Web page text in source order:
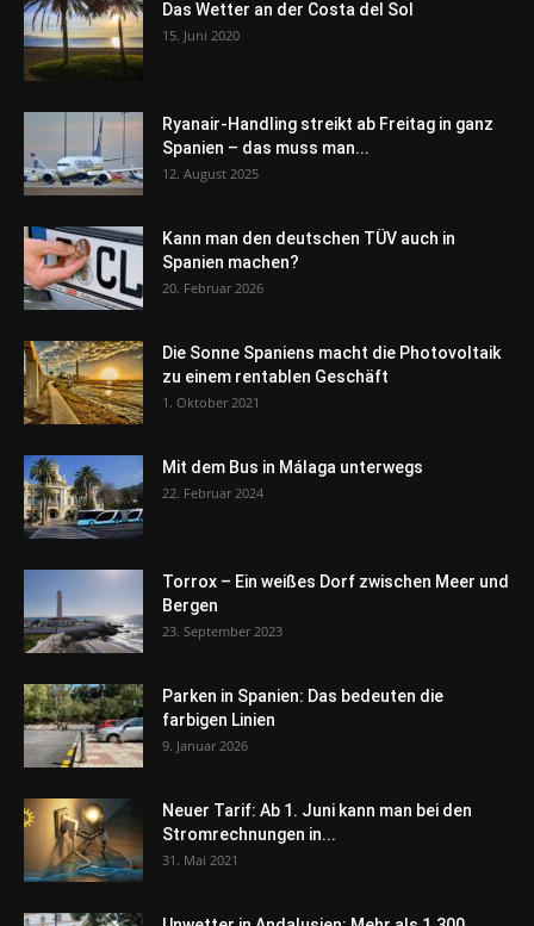
Das Wetter an der Costa del Sol
15. Juni 2020
Ryanair-Handling streikt ab Freitag in ganz
Spanien – das muss man...
12. August 2025
Kann man den deutschen TÜV auch in
Spanien machen?
20. Februar 2026
Die Sonne Spaniens macht die Photovoltaik
zu einem rentablen Geschäft
1. Oktober 2021
Mit dem Bus in Málaga unterwegs
22. Februar 2024
Torrox – Ein weißes Dorf zwischen Meer und
Bergen
23. September 2023
Parken in Spanien: Das bedeuten die
farbigen Linien
9. Januar 2026
Neuer Tarif: Ab 1. Juni kann man bei den
Stromrechnungen in...
31. Mai 2021